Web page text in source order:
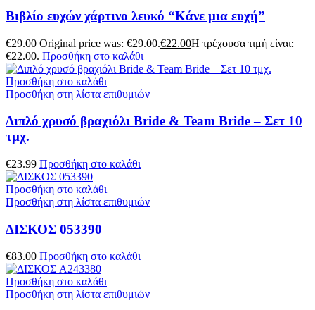
Βιβλίο ευχών χάρτινο λευκό “Κάνε μια ευχή”
€29.00 Original price was: €29.00.€22.00Η τρέχουσα τιμή είναι:
€22.00. Προσθήκη στο καλάθι
Προσθήκη στο καλάθι
Προσθήκη στη λίστα επιθυμιών
Διπλό χρυσό βραχιόλι Bride & Team Bride – Σετ 10
τμχ.
€23.99 Προσθήκη στο καλάθι
Προσθήκη στο καλάθι
Προσθήκη στη λίστα επιθυμιών
ΔΙΣΚΟΣ 053390
€83.00 Προσθήκη στο καλάθι
Προσθήκη στο καλάθι
Προσθήκη στη λίστα επιθυμιών